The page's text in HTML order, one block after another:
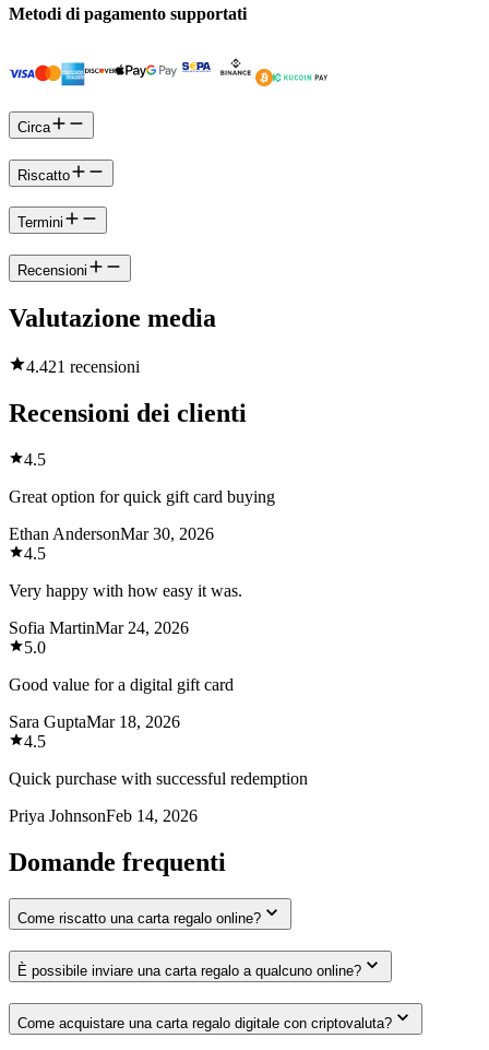
Metodi di pagamento supportati
Circa
Riscatto
Termini
Recensioni
Valutazione media
4.421 recensioni
Recensioni dei clienti
4.5
Great option for quick gift card buying
Ethan AndersonMar 30, 2026
4.5
Very happy with how easy it was.
Sofia MartinMar 24, 2026
5.0
Good value for a digital gift card
Sara GuptaMar 18, 2026
4.5
Quick purchase with successful redemption
Priya JohnsonFeb 14, 2026
Domande frequenti
Come riscatto una carta regalo online?
È possibile inviare una carta regalo a qualcuno online?
Come acquistare una carta regalo digitale con criptovaluta?